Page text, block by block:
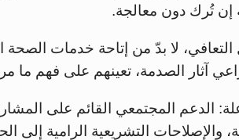
إن تُرك دون معالجة.
لا بدّ من إتاحة خدمات
آثار الصدمة، تعينهم على فهم ما
الدعم المجتمعي القائم على
والإصلاحات التشريعية الرامية إلى